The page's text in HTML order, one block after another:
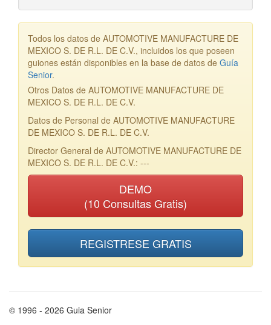
Todos los datos de AUTOMOTIVE MANUFACTURE DE
MEXICO S. DE R.L. DE C.V., incluidos los que poseen
guiones están disponibles en la base de datos de Guía
Senior.
Otros Datos de AUTOMOTIVE MANUFACTURE DE
MEXICO S. DE R.L. DE C.V.
Datos de Personal de AUTOMOTIVE MANUFACTURE
DE MEXICO S. DE R.L. DE C.V.
Director General de AUTOMOTIVE MANUFACTURE DE
MEXICO S. DE R.L. DE C.V.: ---
DEMO
(10 Consultas Gratis)
REGISTRESE GRATIS
© 1996 - 2026 Guia Senior